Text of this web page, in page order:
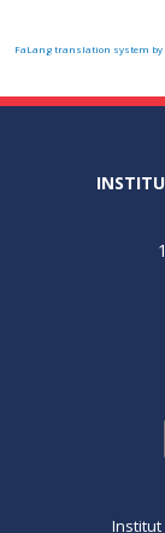
FaLang translation system by
Institut